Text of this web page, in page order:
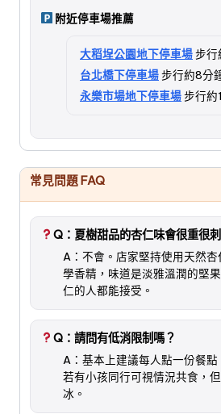
附近停車場推薦
大稻埕公園地下停車場步行
台北橋下停車場步行約8分
永樂市場地下停車場步行約
常見問題 FAQ
Q：夏樹甜品的杏仁味會很重很
A：不會。店家堅持使用天然
學香精，味道是淡雅溫潤的堅
仁的人都能接受。
Q：請問有低消限制嗎？
A：基本上建議每人點一份餐點
若有小孩同行可視情況共食，
冰。